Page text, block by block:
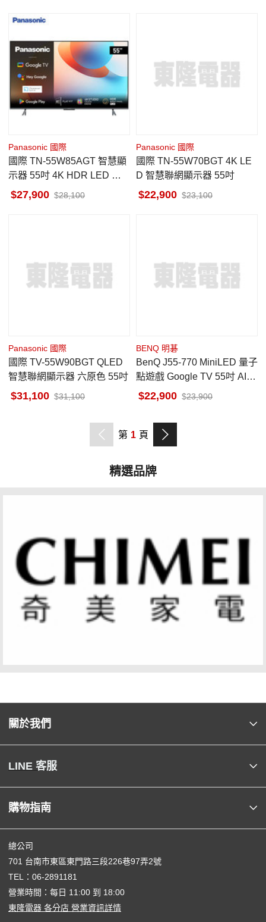
Panasonic 國際
國際 TN-55W85AGT 智慧顯
示器 55吋 4K HDR LED 不
含視訊盒 商品含運不含安裝
27,900 28,100
Panasonic 國際
國際 TN-55W70BGT 4K LE
D 智慧聯網顯示器 55吋
22,900 23,100
Panasonic 國際
國際 TV-55W90BGT QLED
智慧聯網顯示器 六原色 55吋
31,100 31,100
BENQ 明碁
BenQ J55-770 MiniLED 量子
點遊戲 Google TV 55吋 AI演
算技術2.0
22,900 23,900
第 1 頁
精選品牌
關於我們
LINE 客服
購物指南
總公司
701 台南市東區東門路三段226巷97弄2號
TEL： 06-2891181
營業時間：每日 11:00 到 18:00
東隆電器 各分店 營業資訊詳情